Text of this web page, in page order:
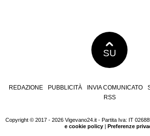
SU
REDAZIONE PUBBLICITÀ INVIA COMUNICATO
RSS
Copyright © 2017 - 2026 Vigevano24.it - Partita Iva: IT
e cookie policy| Preferenze